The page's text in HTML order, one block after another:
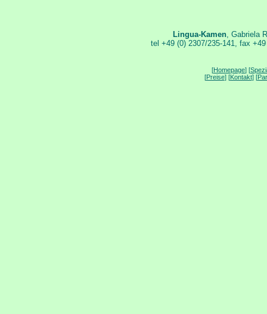
Lingua-Kamen, Gabriela
tel +49 (0) 2307/235-141, fax
[Homepage] [
[Preise] [Kontakt] [